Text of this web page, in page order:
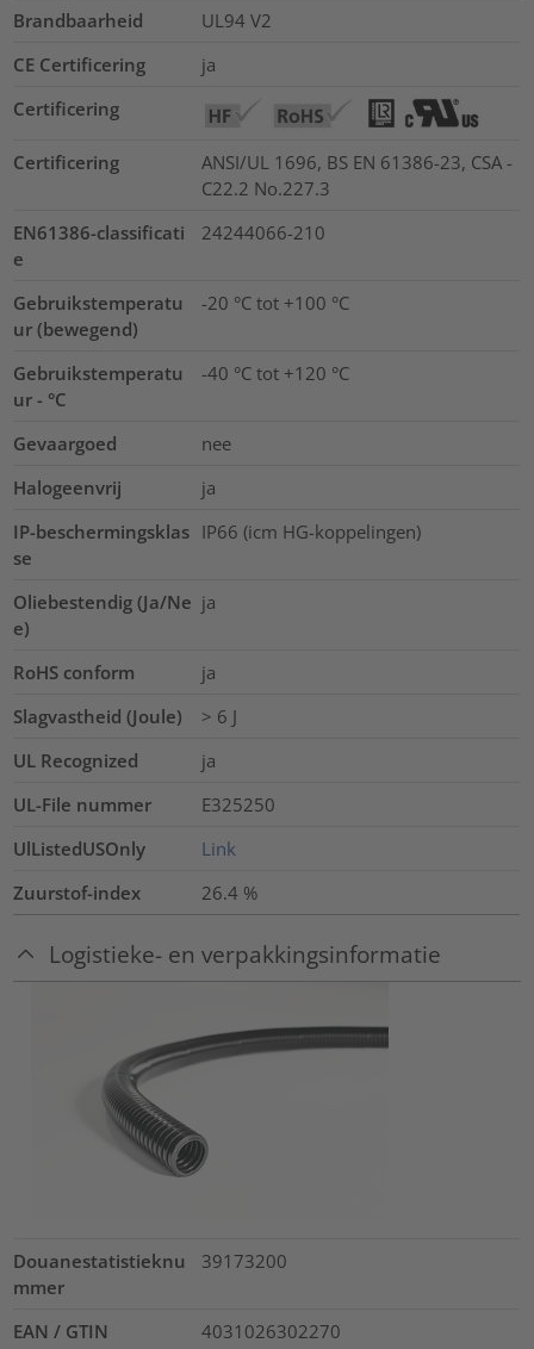
Brandbaarheid
UL94 V2
CE Certificering
ja
Certificering
Certificering
ANSI/UL 1696, BS EN 61386-23, CSA -
C22.2 No.227.3
EN61386-classificati
e
24244066-210
Gebruikstemperatu
ur (bewegend)
-20 °C tot +100 °C
Gebruikstemperatu
ur - °C
-40 °C tot +120 °C
Gevaargoed
nee
Halogeenvrij
ja
IP-beschermingsklas
se
IP66 (icm HG-koppelingen)
Oliebestendig (Ja/Ne
e)
ja
RoHS conform
ja
Slagvastheid (Joule)
> 6 J
UL Recognized
ja
UL-File nummer
E325250
UlListedUSOnly
Link
Zuurstof-index
26.4 %
Logistieke- en verpakkingsinformatie
Douanestatistieknu
mmer
39173200
EAN / GTIN 4031026302270